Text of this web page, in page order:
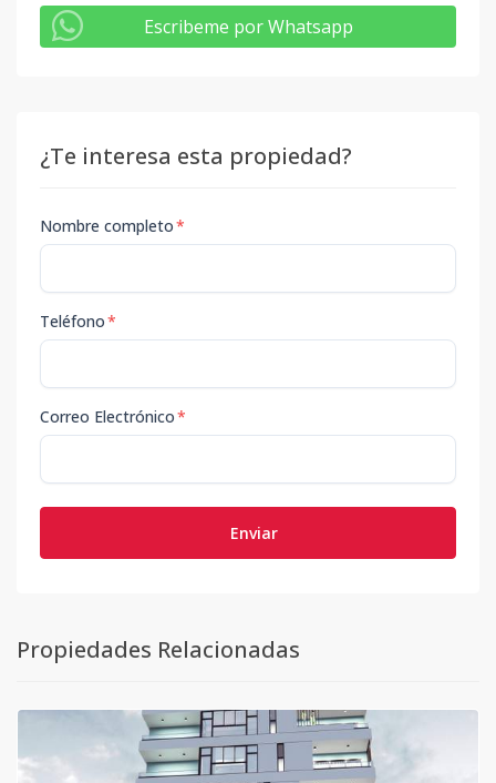
Escribeme por Whatsapp
¿Te interesa esta propiedad?
Nombre completo*
Teléfono*
Correo Electrónico*
Enviar
Propiedades Relacionadas